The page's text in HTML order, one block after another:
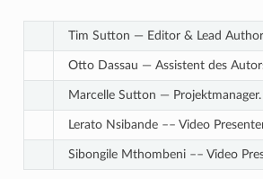
Tim Sutton — Editor & Lead
Otto Dassau — Assistent des
Marcelle Sutton —
Lerato Nsibande –– Video
Sibongile Mthombeni –– Video